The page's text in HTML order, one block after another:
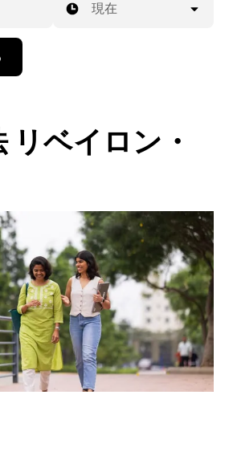
現在
リベイロン・